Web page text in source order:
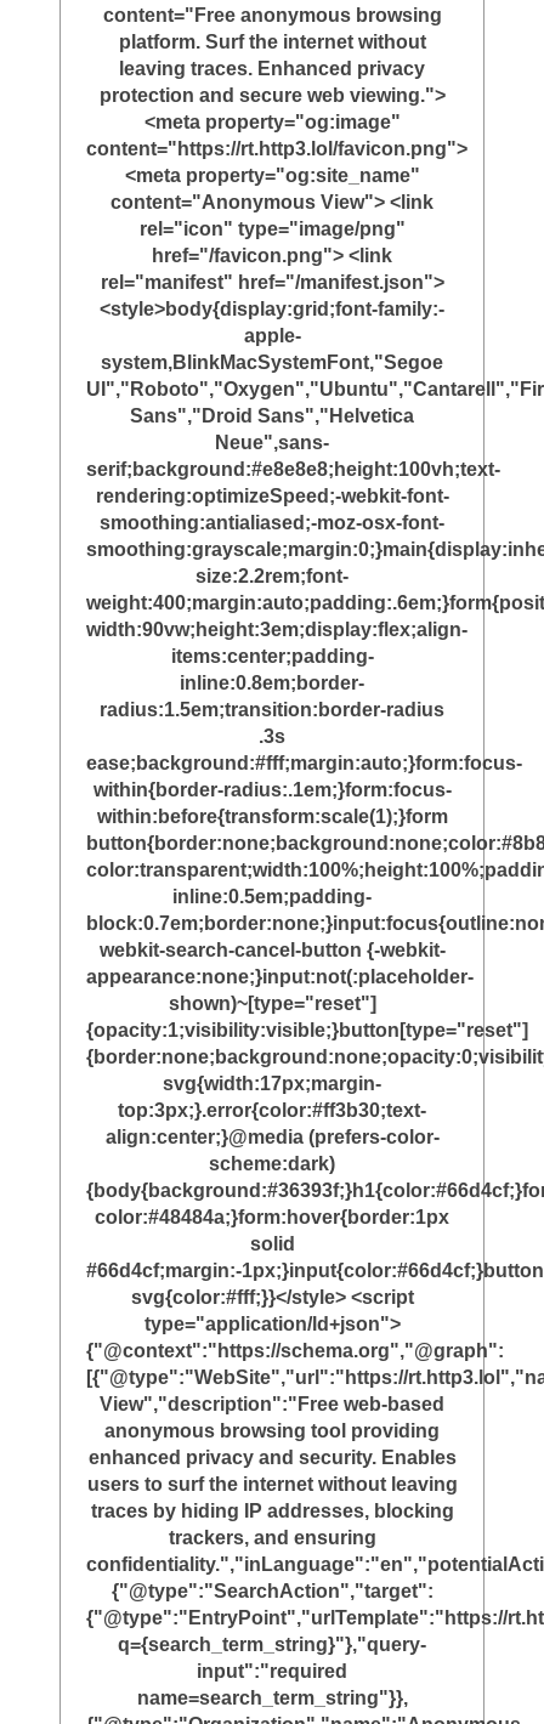
content="Free anonymous browsing
platform. Surf the internet without
leaving traces. Enhanced privacy
protection and secure web viewing.">
<meta property="og:image"
content="https://rt.http3.lol/favicon.png">
<meta property="og:site_name"
content="Anonymous View"> <link
rel="icon" type="image/png"
href="/favicon.png"> <link
rel="manifest" href="/manifest.json">
<style>body{display:grid;font-family:-
apple-
system,BlinkMacSystemFont,"Segoe
Sans","Droid Sans","Helvetica
Neue",sans-
serif;background:#e8e8e8;height:100vh;text-
rendering:optimizeSpeed;-webkit-font-
smoothing:antialiased;-moz-osx-font-
size:2.2rem;font-
width:90vw;height:3em;display:flex;align-
items:center;padding-
inline:0.8em;border-
radius:1.5em;transition:border-radius
.3s
ease;background:#fff;margin:auto;}form:focus-
within{border-radius:.1em;}form:focus-
within:before{transform:scale(1);}form
inline:0.5em;padding-
webkit-search-cancel-button {-webkit-
appearance:none;}input:not(:placeholder-
shown)~[type="reset"]
{opacity:1;visibility:visible;}button[type="reset"]
svg{width:17px;margin-
top:3px;}.error{color:#ff3b30;text-
align:center;}@media (prefers-color-
scheme:dark)
color:#48484a;}form:hover{border:1px
solid
#66d4cf;margin:-1px;}input{color:#66d4cf;}button
svg{color:#fff;}}</style> <script
type="application/ld+json">
{"@context":"https://schema.org","@graph":
[{"@type":"WebSite","url":"https://
View","description":"Free web-based
anonymous browsing tool providing
enhanced privacy and security. Enables
users to surf the internet without leaving
traces by hiding IP addresses, blocking
trackers, and ensuring
{"@type":"SearchAction","target":
{"@type":"EntryPoint","urlTemplate":"https://
q={search_term_string}"},"query-
input":"required
name=search_term_string"}},